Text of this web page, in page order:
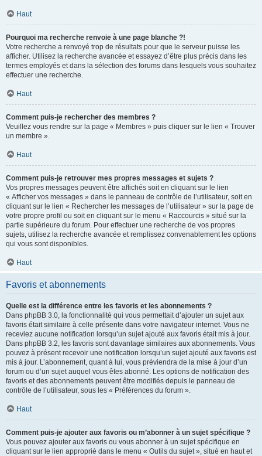
Haut
Pourquoi ma recherche renvoie à une page blanche ?!
Votre recherche a renvoyé trop de résultats pour que le serveur puisse les
afficher. Utilisez la recherche avancée et essayez d’être plus précis dans les
termes employés et dans la sélection des forums dans lesquels vous souhaitez
effectuer une recherche.
Haut
Comment puis-je rechercher des membres ?
Veuillez vous rendre sur la page « Membres » puis cliquer sur le lien « Trouver
un membre ».
Haut
Comment puis-je retrouver mes propres messages et sujets ?
Vos propres messages peuvent être affichés soit en cliquant sur le lien
« Afficher vos messages » dans le panneau de contrôle de l’utilisateur, soit en
cliquant sur le lien « Rechercher les messages de l’utilisateur » sur la page de
votre propre profil ou soit en cliquant sur le menu « Raccourcis » situé sur la
partie supérieure du forum. Pour effectuer une recherche de vos propres
sujets, utilisez la recherche avancée et remplissez convenablement les options
qui vous sont disponibles.
Haut
Favoris et abonnements
Quelle est la différence entre les favoris et les abonnements ?
Dans phpBB 3.0, la fonctionnalité qui vous permettait d’ajouter un sujet aux
favoris était similaire à celle présente dans votre navigateur internet. Vous ne
receviez aucune notification lorsqu’un sujet ajouté aux favoris était mis à jour.
Dans phpBB 3.2, les favoris sont davantage similaires aux abonnements. Vous
pouvez à présent recevoir une notification lorsqu’un sujet ajouté aux favoris est
mis à jour. L’abonnement, quant à lui, vous préviendra de la mise à jour d’un
forum ou d’un sujet auquel vous êtes abonné. Les options de notification des
favoris et des abonnements peuvent être modifiés depuis le panneau de
contrôle de l’utilisateur, sous les « Préférences du forum ».
Haut
Comment puis-je ajouter aux favoris ou m’abonner à un sujet spécifique ?
Vous pouvez ajouter aux favoris ou vous abonner à un sujet spécifique en
cliquant sur le lien approprié dans le menu « Outils du sujet », situé en haut et